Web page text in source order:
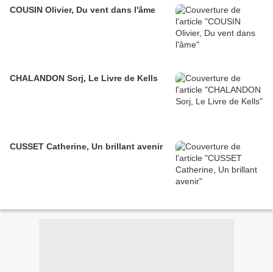
COUSIN Olivier, Du vent dans l'âme
CHALANDON Sorj, Le Livre de Kells
CUSSET Catherine, Un brillant avenir